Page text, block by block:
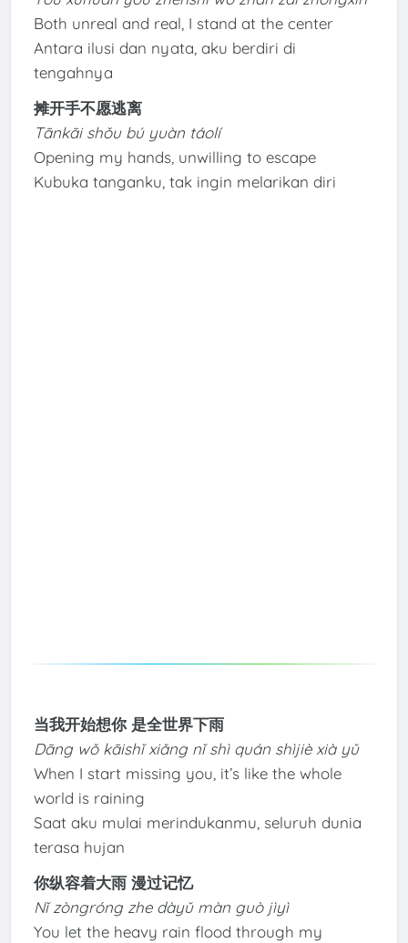
Both unreal and real, I stand at the center
Antara ilusi dan nyata, aku berdiri di
tengahnya
摊开手不愿逃离
Tānkāi shǒu bú yuàn táolí
Opening my hands, unwilling to escape
Kubuka tanganku, tak ingin melarikan diri
当我开始想你 是全世界下雨
Dāng wǒ kāishǐ xiǎng nǐ shì quán shìjiè xià yǔ
When I start missing you, it’s like the whole
world is raining
Saat aku mulai merindukanmu, seluruh dunia
terasa hujan
你纵容着大雨 漫过记忆
Nǐ zòngróng zhe dàyǔ màn guò jìyì
You let the heavy rain flood through my